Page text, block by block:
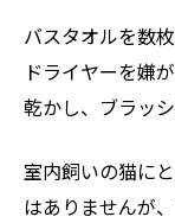
バスタオルを数
ドライヤーを嫌
乾かし、ブラッ
室内飼いの猫に
はありませんが